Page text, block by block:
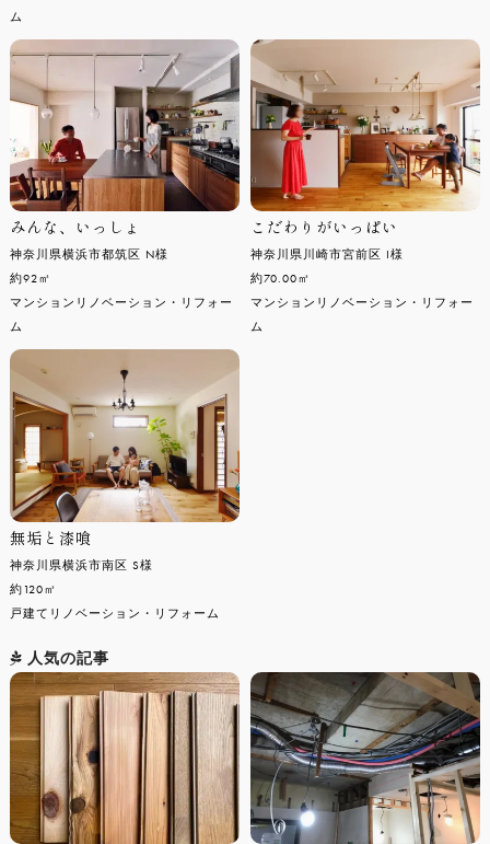
ム
みんな、いっしょ
神奈川県横浜市都筑区 N様
約92㎡
マンションリノベーション・リフォー
ム
こだわりがいっぱい
神奈川県川崎市宮前区 I様
約70.00㎡
マンションリノベーション・リフォー
ム
無垢と漆喰
神奈川県横浜市南区 S様
約120㎡
戸建てリノベーション・リフォーム
人気の記事